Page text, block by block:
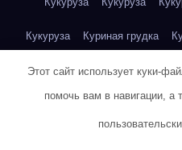
Кукуруза Куриная грудка
Куриная грудка
Этот сайт использует куки-
помочь вам в навигации, а